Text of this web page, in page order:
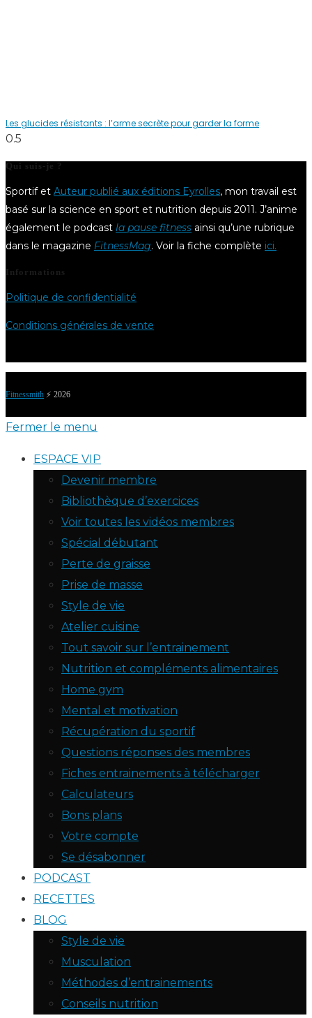
Les glucides résistants : l’arme secrète pour garder la forme
Qui suis-je ?
Sportif et Auteur publié aux éditions Eyrolles, mon travail est
basé sur la science en sport et nutrition depuis 2011. J’anime
également le podcast la pause fitness ainsi qu’une rubrique
dans le magazine FitnessMag. Voir la fiche complète ici.
Informations
Politique de confidentialité
Conditions générales de vente
Fitnessmith ⚡️ 2026
Fermer le menu
ESPACE VIP
Devenir membre
Bibliothèque d’exercices
Voir toutes les vidéos membres
Spécial débutant
Perte de graisse
Prise de masse
Style de vie
Atelier cuisine
Tout savoir sur l’entrainement
Nutrition et compléments alimentaires
Home gym
Mental et motivation
Récupération du sportif
Questions réponses des membres
Fiches entrainements à télécharger
Calculateurs
Bons plans
Votre compte
Se désabonner
PODCAST
RECETTES
BLOG
Style de vie
Musculation
Méthodes d’entrainements
Conseils nutrition